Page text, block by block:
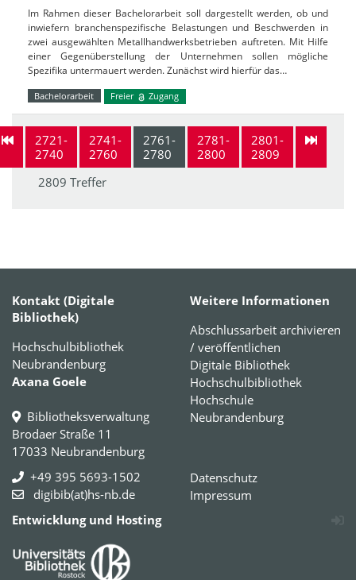
Im Rahmen dieser Bachelorarbeit soll dargestellt werden, ob und
inwiefern branchenspezifische Belastungen und Beschwerden in
zwei ausgewählten Metallhandwerksbetrieben auftreten. Mit Hilfe
einer Gegenüberstellung der Unternehmen sollen mögliche
Spezifika untermauert werden. Zunächst wird hierfür das…
Bachelorarbeit Freier Zugang
2721-
2740
2741-
2760
2761-
2780
2781-
2800
2801-
2809
2809 Treffer
Kontakt (Digitale
Bibliothek)
Hochschulbibliothek
Neubrandenburg
Axana Goele
Bibliotheksverwaltung
Brodaer Straße 11
17033 Neubrandenburg
+49 395 5693-1502
digibib(at)hs-nb.de
Weitere Informationen
Abschlussarbeit archivieren
/ veröffentlichen
Digitale Bibliothek
Hochschulbibliothek
Hochschule
Neubrandenburg
Datenschutz
Impressum
Entwicklung und Hosting